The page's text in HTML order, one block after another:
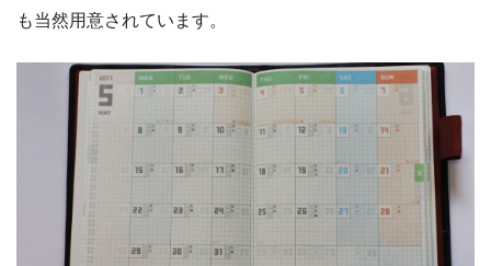
も当然用意されています。